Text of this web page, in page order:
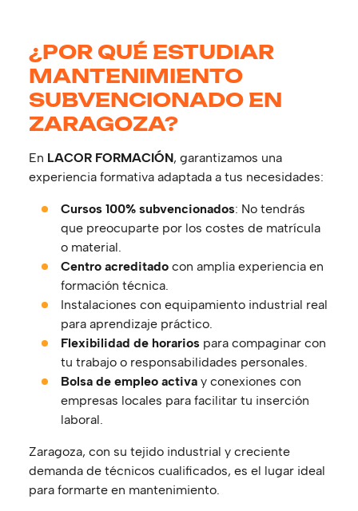
¿POR QUÉ ESTUDIAR
MANTENIMIENTO
SUBVENCIONADO EN
ZARAGOZA?
En LACOR FORMACIÓN, garantizamos una
experiencia formativa adaptada a tus necesidades:
Cursos 100% subvencionados: No tendrás
que preocuparte por los costes de matrícula
o material.
Centro acreditadocon amplia experiencia en
formación técnica.
Instalaciones con equipamiento industrial real
para aprendizaje práctico.
Flexibilidad de horariospara compaginar con
tu trabajo o responsabilidades personales.
Bolsa de empleo activay conexiones con
empresas locales para facilitar tu inserción
laboral.
Zaragoza, con su tejido industrial y creciente
demanda de técnicos cualificados, es el lugar ideal
para formarte en mantenimiento.